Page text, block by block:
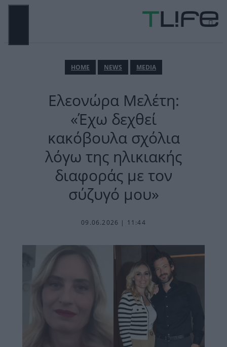
Μετάβαση
ΗΟΜΕ NEWS MEDIA
Ελεονώρα Μελέτη:
«Έχω δεχθεί
κακόβουλα σχόλια
λόγω της ηλικιακής
διαφοράς με τον
σύζυγό μου»
09.06.2026 | 11:44